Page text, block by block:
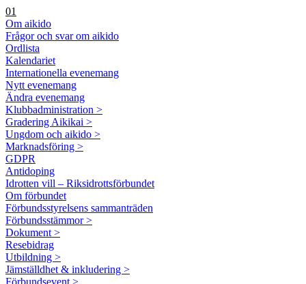
01
Om aikido
Frågor och svar om aikido
Ordlista
Kalendariet
Internationella evenemang
Nytt evenemang
Ändra evenemang
Klubbadministration >
Gradering Aikikai >
Ungdom och aikido >
Marknadsföring >
GDPR
Antidoping
Idrotten vill – Riksidrottsförbundet
Om förbundet
Förbundsstyrelsens sammanträden
Förbundsstämmor >
Dokument >
Resebidrag
Utbildning >
Jämställdhet & inkludering >
Förbundsevent >